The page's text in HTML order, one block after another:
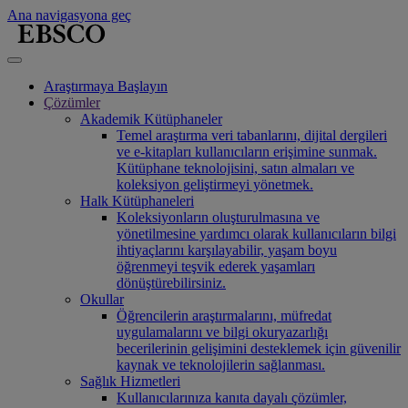
Ana navigasyona geç
Araştırmaya Başlayın
Çözümler
Akademik Kütüphaneler
Temel araştırma veri tabanlarını, dijital dergileri
ve e-kitapları kullanıcıların erişimine sunmak.
Kütüphane teknolojisini, satın almaları ve
koleksiyon geliştirmeyi yönetmek.
Halk Kütüphaneleri
Koleksiyonların oluşturulmasına ve
yönetilmesine yardımcı olarak kullanıcıların bilgi
ihtiyaçlarını karşılayabilir, yaşam boyu
öğrenmeyi teşvik ederek yaşamları
dönüştürebilirsiniz.
Okullar
Öğrencilerin araştırmalarını, müfredat
uygulamalarını ve bilgi okuryazarlığı
becerilerinin gelişimini desteklemek için güvenilir
kaynak ve teknolojilerin sağlanması.
Sağlık Hizmetleri
Kullanıcılarınıza kanıta dayalı çözümler,